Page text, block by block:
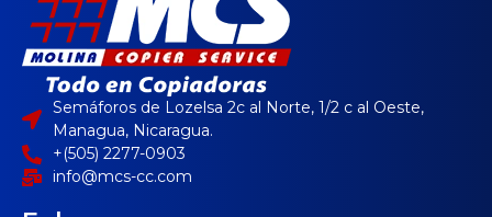
Semáforos de Lozelsa 2c al Norte, 1/2 c al Oeste,
Managua, Nicaragua.
+(505) 2277-0903
info@mcs-cc.com